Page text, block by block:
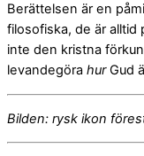
Berättelsen är en
filosofiska, de är alltid
inte den kristna
levandegöra hurGud
Bilden: rysk ikon